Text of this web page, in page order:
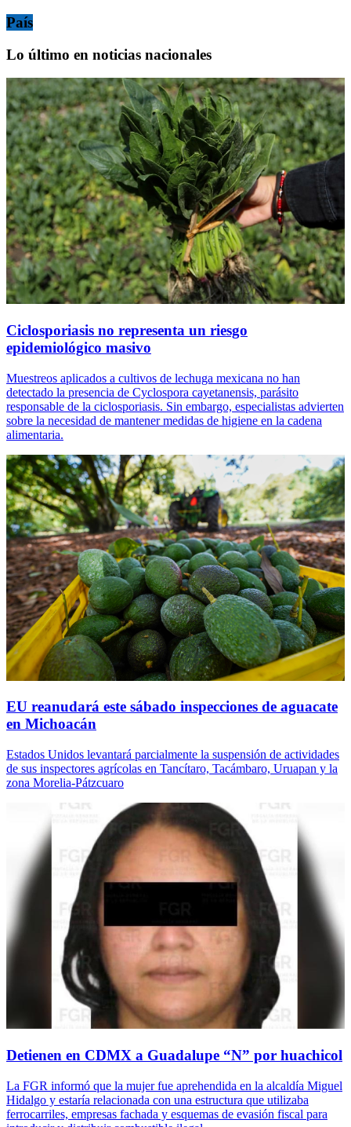
País
Lo último en noticias nacionales
Ciclosporiasis no representa un riesgo
epidemiológico masivo
Muestreos aplicados a cultivos de lechuga mexicana no han
detectado la presencia de Cyclospora cayetanensis, parásito
responsable de la ciclosporiasis. Sin embargo, especialistas advierten
sobre la necesidad de mantener medidas de higiene en la cadena
alimentaria.
EU reanudará este sábado inspecciones de aguacate
en Michoacán
Estados Unidos levantará parcialmente la suspensión de actividades
de sus inspectores agrícolas en Tancítaro, Tacámbaro, Uruapan y la
zona Morelia-Pátzcuaro
Detienen en CDMX a Guadalupe “N” por huachicol
La FGR informó que la mujer fue aprehendida en la alcaldía Miguel
Hidalgo y estaría relacionada con una estructura que utilizaba
ferrocarriles, empresas fachada y esquemas de evasión fiscal para